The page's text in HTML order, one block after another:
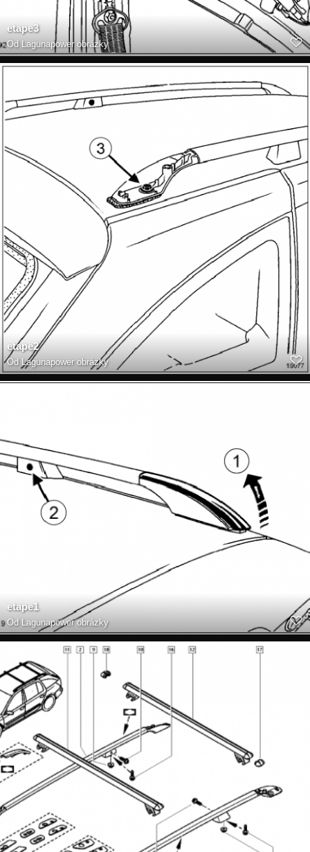
etape3
Od Lagunapower obrázky
etape2
Od Lagunapower obrázky
etape1
Od Lagunapower obrázky